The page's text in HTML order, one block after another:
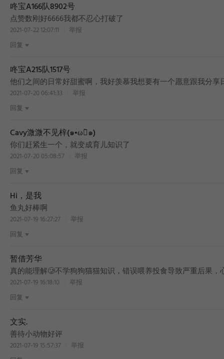
咚宝A166队8902号
点赞数刚好6666我都不忍心打破了
2021-07-22 12:07:11
举报
回复
咚宝A215队1517号
他们之间的日常好甜蜜啊，我好羡慕我想要有一个愿意跟我分享
2021-07-20 06:41:33
举报
回复
Cavy溦溦不见梓(๑•́ωก̀๑)
你们赶紧生一个，就变成育儿知识了
2021-07-20 05:08:57
举报
回复
Hi，是我
鱼丸好棒啊
2021-07-19 16:27:27
举报
回复
暂借芳华
真的能理解🥲不学狗狗猫猫知识，错误喂养投食导致严重后果
2021-07-19 16:18:10
举报
回复
文实.
善待小动物好评
2021-07-19 15:57:37
举报